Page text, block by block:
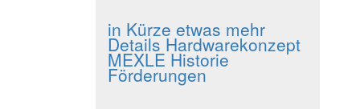
in Kürze etwas mehr
Details Hardwarekonzept
MEXLE Historie
Förderungen